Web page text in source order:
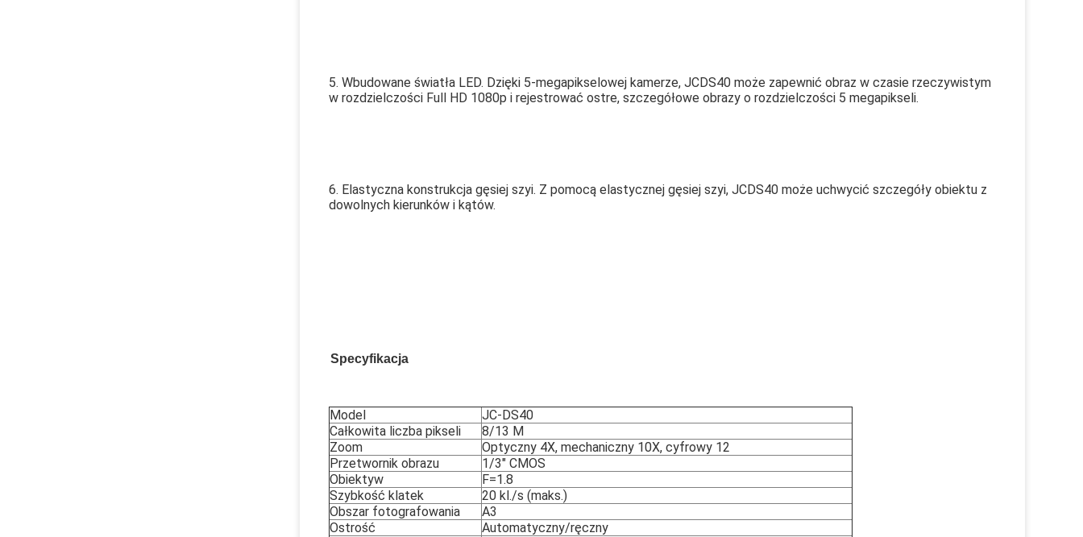
5. Wbudowane światła LED. Dzięki 5-megapikselowej kamerze, JCDS40 może zapewnić obraz w czasie rzeczywistym
w rozdzielczości Full HD 1080p i rejestrować ostre, szczegółowe obrazy o rozdzielczości 5 megapikseli.
6. Elastyczna konstrukcja gęsiej szyi. Z pomocą elastycznej gęsiej szyi, JCDS40 może uchwycić szczegóły obiektu z
dowolnych kierunków i kątów.
Specyfikacja
Model
JC-DS40
Całkowita liczba pikseli
8/13 M
Zoom
Optyczny 4X, mechaniczny 10X, cyfrowy 12
Przetwornik obrazu
1/3" CMOS
Obiektyw
F=1.8
Szybkość klatek
20 kl./s (maks.)
Obszar fotografowania
A3
Ostrość
Automatyczny/ręczny